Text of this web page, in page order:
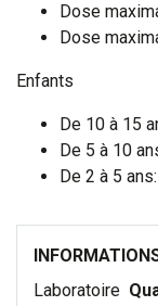
Dose
Dose
Enfants
De 10 à 15
De 5 à 10
De 2 à 5
Laboratoire